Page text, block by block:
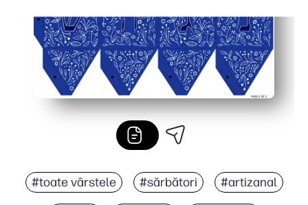
#toate vârstele #sărbători #artizanal